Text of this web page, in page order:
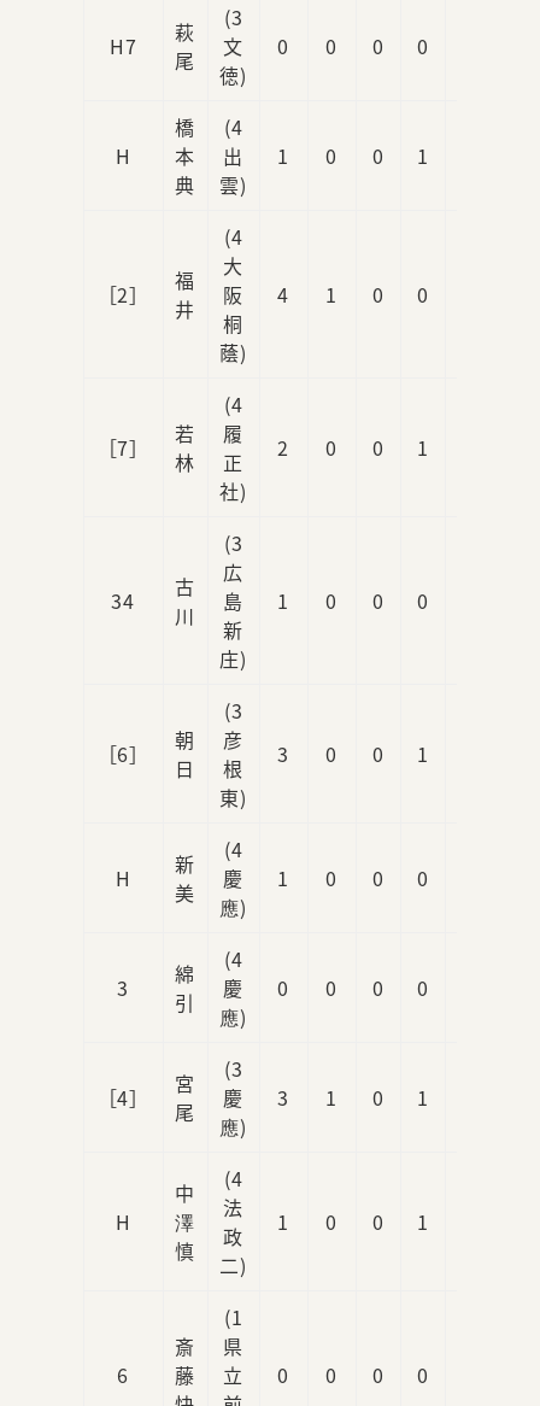
H7
萩
尾
(3
文
徳)
0 0 0 0
H
橋
本
典
(4
出
雲)
1 0 0 1
［2］
福
井
(4
大
阪
桐
蔭)
4 1 0 0
［7］
若
林
(4
履
正
社)
2 0 0 1
34
古
川
(3
広
島
新
庄)
1 0 0 0
［6］
朝
日
(3
彦
根
東)
3 0 0 1
H
新
美
(4
慶
應)
1 0 0 0
3
綿
引
(4
慶
應)
0 0 0 0
［4］
宮
尾
(3
慶
應)
3 1 0 1
H
中
澤
慎
(4
法
政
二)
1 0 0 1
6
斎
藤
(1
県
立
0 0 0 0